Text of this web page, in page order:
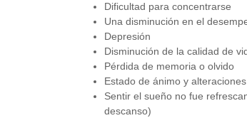
Dificultad para concentrarse
Una disminución en el
Depresión
Disminución de la calidad de
Pérdida de memoria o olvido
Estado de ánimo y
Sentir el sueño no fue
descanso)